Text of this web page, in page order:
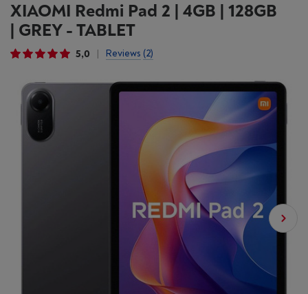
XIAOMI Redmi Pad 2 | 4GB | 128GB
| GREY - TABLET
5,0 Reviews (2)